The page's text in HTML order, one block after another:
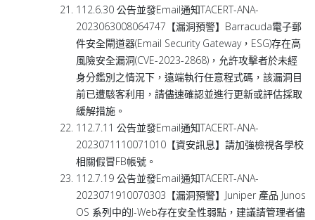
112.6.30 公告並發Email通知TACERT-ANA-
2023063008064747【漏洞預警】Barracuda電子郵
件安全閘道器(Email Security Gateway，ESG)存在高
風險安全漏洞(CVE-2023-2868)，允許攻擊者於未經
身分鑑別之情況下，遠端執行任意程式碼，該漏洞目
前已遭駭客利用，請儘速確認並進行更新或評估採取
緩解措施。
112.7.11 公告並發Email通知TACERT-ANA-
2023071110071010【資安訊息】請加強檢視各學校
相關假冒FB帳號。
112.7.19 公告並發Email通知TACERT-ANA-
2023071910070303【漏洞預警】Juniper 產品 Junos
OS 系列中的J-Web存在安全性弱點，建議請管理者儘